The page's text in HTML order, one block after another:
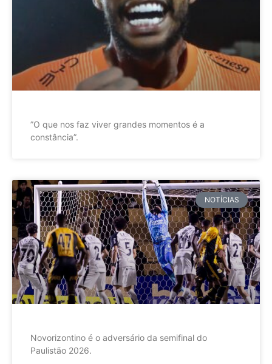
”O que nos faz viver grandes momentos é a
constância”.
NOTÍCIAS
Novorizontino é o adversário da semifinal do
Paulistão 2026.